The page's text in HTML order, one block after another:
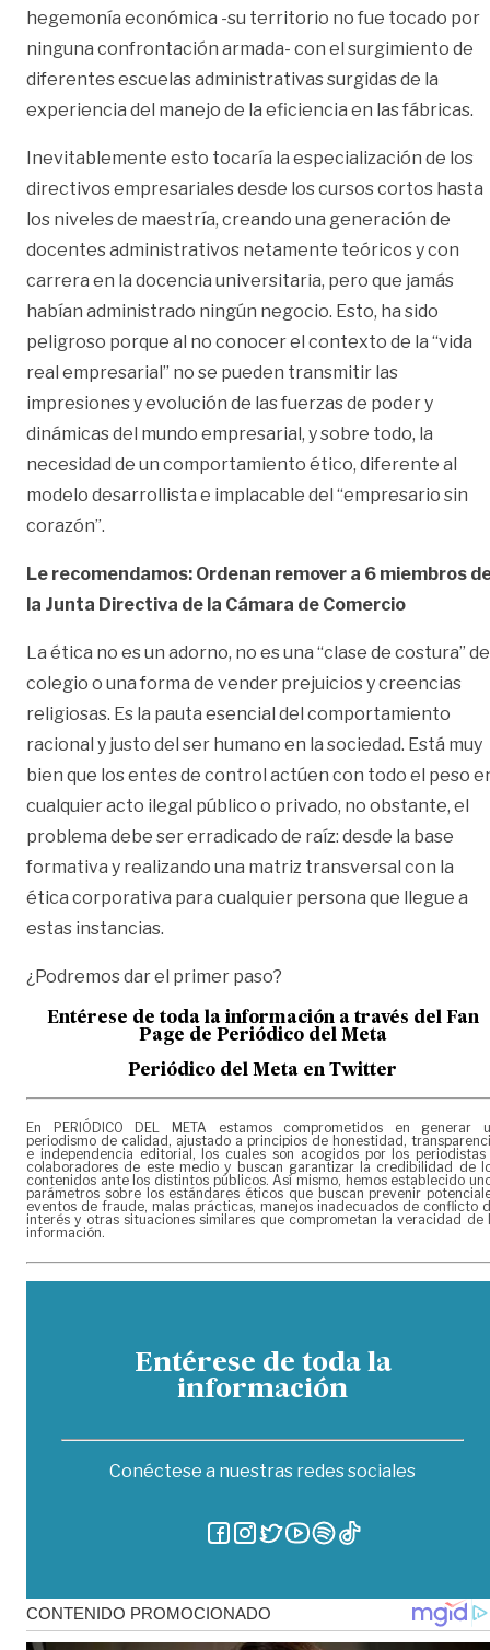
hegemonía económica -su territorio no fue tocado por
ninguna confrontación armada- con el surgimiento de
diferentes escuelas administrativas surgidas de la
experiencia del manejo de la eficiencia en las fábricas.
Inevitablemente esto tocaría la especialización de los
directivos empresariales desde los cursos cortos hasta
los niveles de maestría, creando una generación de
docentes administrativos netamente teóricos y con
carrera en la docencia universitaria, pero que jamás
habían administrado ningún negocio. Esto, ha sido
peligroso porque al no conocer el contexto de la “vida
real empresarial” no se pueden transmitir las
impresiones y evolución de las fuerzas de poder y
dinámicas del mundo empresarial, y sobre todo, la
necesidad de un comportamiento ético, diferente al
modelo desarrollista e implacable del “empresario sin
corazón”.
Le recomendamos: Ordenan remover a 6 miembros
la Junta Directiva de la Cámara de Comercio
La ética no es un adorno, no es una “clase de costura”
colegio o una forma de vender prejuicios y creencias
religiosas. Es la pauta esencial del comportamiento
racional y justo del ser humano en la sociedad. Está muy
bien que los entes de control actúen con todo el peso
cualquier acto ilegal público o privado, no obstante, el
problema debe ser erradicado de raíz: desde la base
formativa y realizando una matriz transversal con la
ética corporativa para cualquier persona que llegue a
estas instancias.
¿Podremos dar el primer paso?
Entérese de toda la información a través del Fan
Page de Periódico del Meta
Periódico del Meta en Twitter
En PERIÓDICO DEL META estamos comprometidos en generar
periodismo de calidad, ajustado a principios de honestidad,
e independencia editorial, los cuales son acogidos por los periodistas
colaboradores de este medio y buscan garantizar la credibilidad de
contenidos ante los distintos públicos. Así mismo, hemos establecido
parámetros sobre los estándares éticos que buscan prevenir
eventos de fraude, malas prácticas, manejos inadecuados de conflicto
interés y otras situaciones similares que comprometan la veracidad de
información.
Entérese de toda la
información
Conéctese a nuestras redes sociales